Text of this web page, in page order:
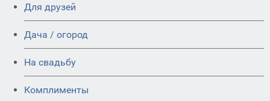
Для друзей
Дача / огород
На свадьбу
Комплименты